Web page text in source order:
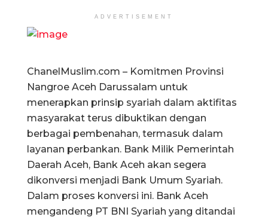
ADVERTISEMENT
ChanelMuslim.com – Komitmen Provinsi
Nangroe Aceh Darussalam untuk
menerapkan prinsip syariah dalam aktifitas
masyarakat terus dibuktikan dengan
berbagai pembenahan, termasuk dalam
layanan perbankan. Bank Milik Pemerintah
Daerah Aceh, Bank Aceh akan segera
dikonversi menjadi Bank Umum Syariah.
Dalam proses konversi ini. Bank Aceh
mengandeng PT BNI Syariah yang ditandai